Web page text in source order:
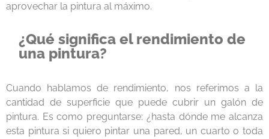
aprovechar la pintura al máximo.
¿Qué significa el rendimiento de
una pintura?
Cuando hablamos de rendimiento, nos referimos a la
cantidad de superficie que puede cubrir un galón de
pintura. Es como preguntarse: ¿hasta dónde me alcanza
esta pintura si quiero pintar una pared, un cuarto o toda